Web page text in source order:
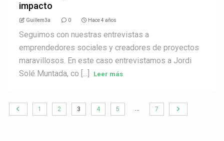
impacto
Guillem3a 0 Hace 4 años
Seguimos con nuestras entrevistas a
emprendedores sociales y creadores de proyectos
maravillosos. En este caso entrevistamos a Jordi
Solé Muntada, co [...]
Leer más
1 2 3 4 5 … 7